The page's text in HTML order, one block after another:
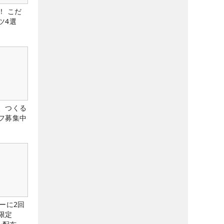
こだ
4選
つくる
募集中
に2回
定